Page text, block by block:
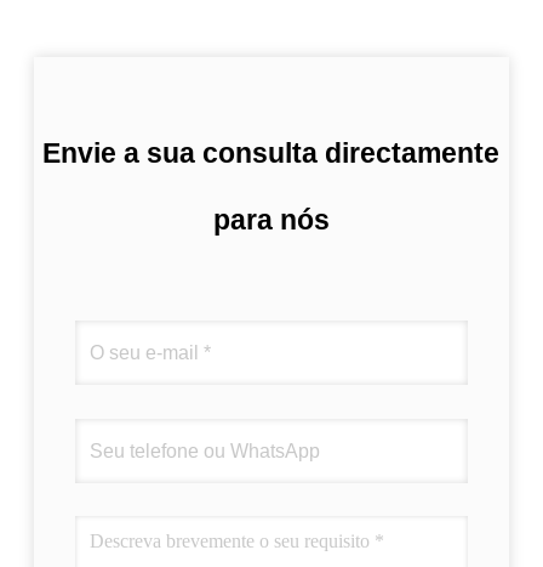
Envie a sua consulta directamente
para nós